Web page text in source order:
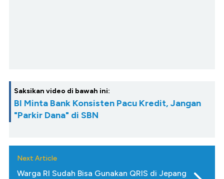
Saksikan video di bawah ini:
BI Minta Bank Konsisten Pacu Kredit, Jangan
"Parkir Dana" di SBN
Next Article
Warga RI Sudah Bisa Gunakan QRIS di Jepang